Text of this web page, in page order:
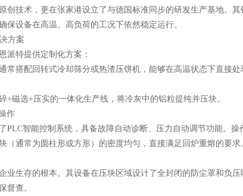
创技术，更在张家港设立了与德国标准同步的研发生产基地。
保设备在高温、高负荷的工况下依然稳定运行。
方案
派特提供定制化方案：
常搭配回转式冷却筛分或热渣压饼机，能够在高温状态下直接
+磁选+压实的一体化生产线，将冷灰中的铝粒提纯并压块。
作
PLC智能控制系统，具备故障自动诊断、压力自动调节功能。
（通常为圆柱形或方形）的密度均匀，直接满足回炉重熔的要求
业生存的根本。其设备在压块区域设计了全封闭的防尘罩和负
督查。